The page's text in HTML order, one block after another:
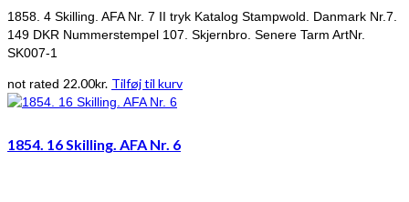
1858. 4 Skilling. AFA Nr. 7 II tryk Katalog Stampwold. Danmark Nr.7.
149 DKR Nummerstempel 107. Skjernbro. Senere Tarm ArtNr.
SK007-1
not rated 22.00kr. Tilføj til kurv
1854. 16 Skilling. AFA Nr. 6